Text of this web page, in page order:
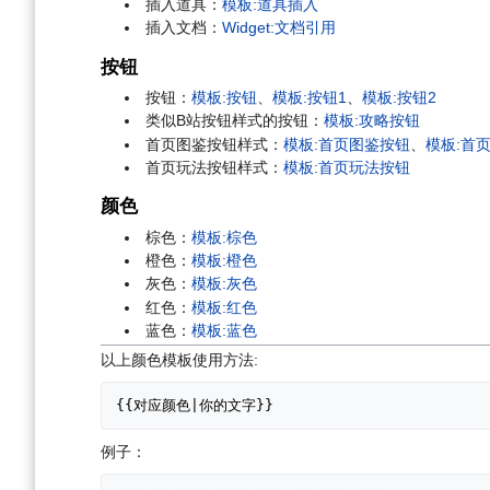
插入道具：模板:道具插入
插入文档：Widget:文档引用
按钮
按钮：模板:按钮 、模板:按钮1 、模板:按钮2
类似B站按钮样式的按钮：模板:攻略按钮
首页图鉴按钮样式：模板:首页图鉴按钮 、模板:首
首页玩法按钮样式：模板:首页玩法按钮
颜色
棕色：模板:棕色
橙色：模板:橙色
灰色：模板:灰色
红色：模板:红色
蓝色：模板:蓝色
以上颜色模板使用方法:
{{对应颜色|你的文字}}
例子：